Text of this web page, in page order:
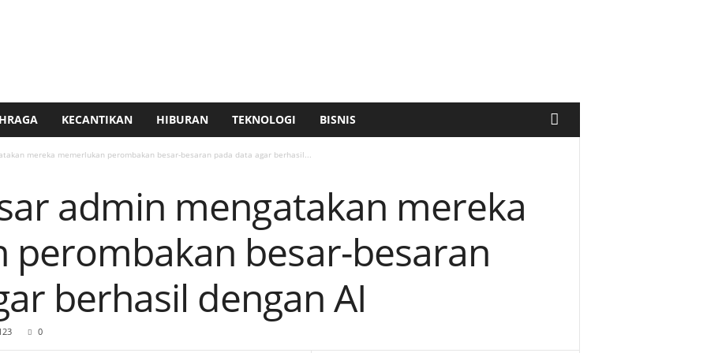
KECANTIKAN HIBURAN TEKNOLOGI BISNIS
mereka memerlukan perombakan besar-besaran pada data agar berhasil...
admin mengatakan mereka
perombakan besar-besaran
berhasil dengan AI
0